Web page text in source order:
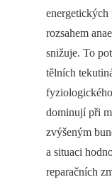
energetických
rozsahem
snižuje. To
tělních
dominují při
zvýšeným
a situaci
reparačních